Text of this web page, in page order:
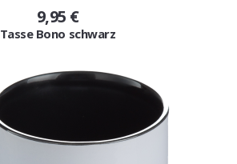
9,95 €
Tasse Bono schwarz